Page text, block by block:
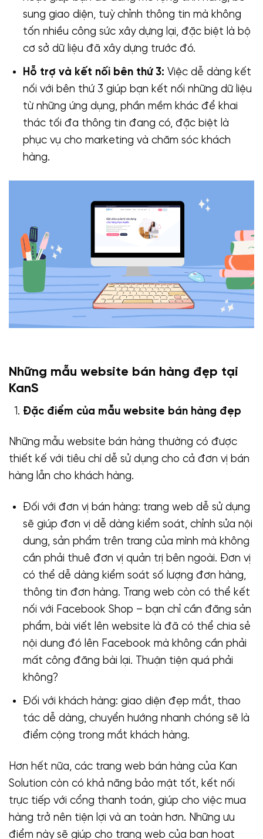
sung giao diện, tuỳ chỉnh thông tin mà không
tốn nhiều công sức xây dựng lại, đặc biệt là bộ
cơ sở dữ liệu đã xây dựng trước đó.
Hỗ trợ và kết nối bên thứ 3: Việc dễ dàng kết
nối với bên thứ 3 giúp bạn kết nối những dữ liệu
từ những ứng dụng, phần mềm khác để khai
thác tối đa thông tin đang có, đặc biệt là
phục vụ cho marketing và chăm sóc khách
hàng.
Những mẫu website bán hàng đẹp tại
KanS
Đặc điểm của mẫu website bán hàng đẹp
Những mẫu website bán hàng thường có được
thiết kế với tiêu chí dễ sử dụng cho cả đơn vị bán
hàng lẫn cho khách hàng.
Đối với đơn vị bán hàng: trang web dễ sử dụng
sẽ giúp đơn vị dễ dàng kiểm soát, chỉnh sửa nội
dung, sản phẩm trên trang của mình mà không
cần phải thuê đơn vị quản trị bên ngoài. Đơn vị
có thể dễ dàng kiểm soát số lượng đơn hàng,
thông tin đơn hàng. Trang web còn có thể kết
nối với Facebook Shop – bạn chỉ cần đăng sản
phẩm, bài viết lên website là đã có thể chia sẻ
nội dung đó lên Facebook mà không cần phải
mất công đăng bài lại. Thuận tiện quá phải
không?
Đối với khách hàng: giao diện đẹp mắt, thao
tác dễ dàng, chuyển hướng nhanh chóng sẽ là
điểm cộng trong mắt khách hàng.
Hơn hết nữa, các trang web bán hàng của Kan
Solution còn có khả năng bảo mật tốt, kết nối
trực tiếp với cổng thanh toán, giúp cho việc mua
hàng trở nên tiện lợi và an toàn hơn. Những ưu
điểm này sẽ giúp cho trang web của bạn hoạt